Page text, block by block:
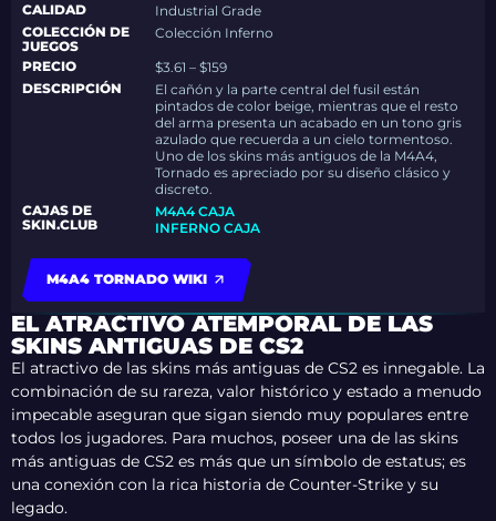
CALIDAD
Industrial Grade
COLECCIÓN DE
JUEGOS
Colección Inferno
PRECIO
$3.61 – $159
DESCRIPCIÓN
El cañón y la parte central del fusil están
pintados de color beige, mientras que el resto
del arma presenta un acabado en un tono gris
azulado que recuerda a un cielo tormentoso.
Uno de los skins más antiguos de la M4A4,
Tornado es apreciado por su diseño clásico y
discreto.
CAJAS DE
SKIN.CLUB
M4A4 CAJA
INFERNO CAJA
M4A4 TORNADO WIKI
EL ATRACTIVO ATEMPORAL DE LAS
SKINS ANTIGUAS DE CS2
El atractivo de las skins más antiguas de CS2 es innegable. La
combinación de su rareza, valor histórico y estado a menudo
impecable aseguran que sigan siendo muy populares entre
todos los jugadores. Para muchos, poseer una de las skins
más antiguas de CS2 es más que un símbolo de estatus; es
una conexión con la rica historia de Counter-Strike y su
legado.